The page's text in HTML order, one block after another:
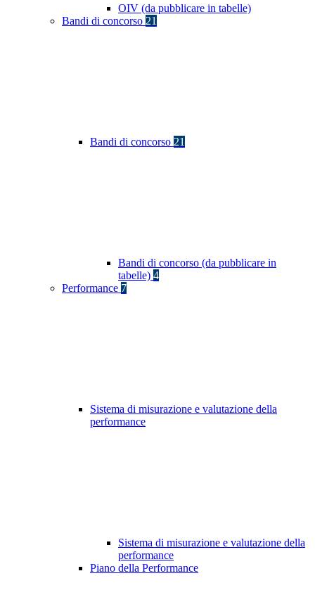
OIV (da pubblicare in tabelle)
Bandi di concorso 21
Bandi di concorso 21
Bandi di concorso (da pubblicare in
tabelle) 4
Performance 7
Sistema di misurazione e valutazione della
performance
Sistema di misurazione e valutazione della
performance
Piano della Performance